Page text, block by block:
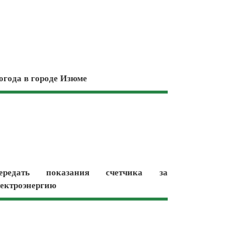
в городе Изюме
показания счетчика за